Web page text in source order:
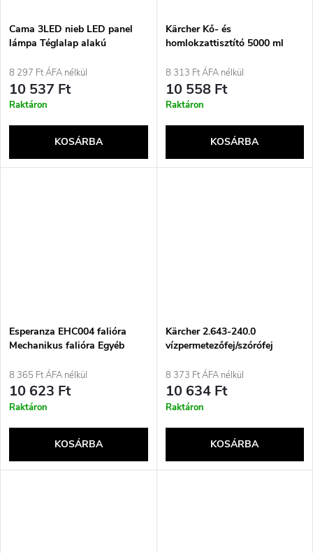
Cama 3LED nieb LED panel
lámpa Téglalap alakú
8 297 Ft ÁFA nélkül
10 537 Ft
Raktáron
KOSÁRBA
Kärcher Kő- és
homlokzattisztító 5000 ml
8 313 Ft ÁFA nélkül
10 558 Ft
Raktáron
KOSÁRBA
Esperanza EHC004 falióra
Mechanikus falióra Egyéb
8 365 Ft ÁFA nélkül
10 623 Ft
Raktáron
KOSÁRBA
Kärcher 2.643-240.0
vízpermetezőfej/szórófej
8 373 Ft ÁFA nélkül
10 634 Ft
Raktáron
KOSÁRBA